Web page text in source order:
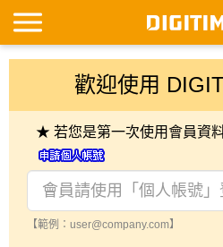
歡迎使用
★ 若您是第一次使用會員資
【範例：user@company.com】